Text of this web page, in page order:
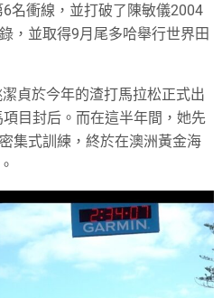
名衝線，並打破了陳敏儀2004
，並取得9月尾多哈舉行世界田
貞於今年的渣打馬拉松正式出
目封后。而在這半年間，她先
集式訓練，終於在澳洲黃金海